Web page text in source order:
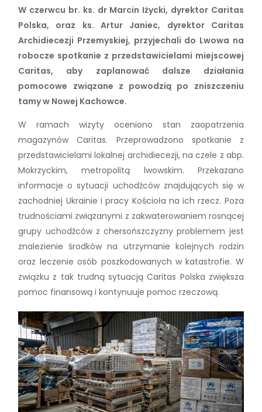
W czerwcu br. ks. dr Marcin Iżycki, dyrektor Caritas
Polska, oraz ks. Artur Janiec, dyrektor Caritas
Archidiecezji Przemyskiej, przyjechali do Lwowa na
robocze spotkanie z przedstawicielami miejscowej
Caritas, aby zaplanować dalsze działania
pomocowe związane z powodzią po zniszczeniu
tamy w Nowej Kachowce.
W ramach wizyty oceniono stan zaopatrzenia
magazynów Caritas. Przeprowadzono spotkanie z
przedstawicielami lokalnej archidiecezji, na czele z abp.
Mokrzyckim, metropolitą lwowskim. Przekazano
informacje o sytuacji uchodźców znajdujących się w
zachodniej Ukrainie i pracy Kościoła na ich rzecz. Poza
trudnościami związanymi z zakwaterowaniem rosnącej
grupy uchodźców z chersońszczyzny problemem jest
znalezienie środków na utrzymanie kolejnych rodzin
oraz leczenie osób poszkodowanych w katastrofie. W
związku z tak trudną sytuacją Caritas Polska zwiększa
pomoc finansową i kontynuuje pomoc rzeczową.